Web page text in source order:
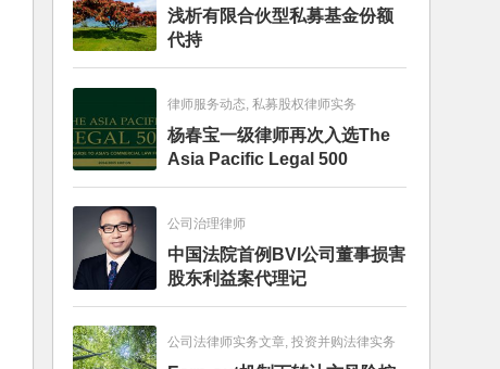
浅析有限合伙型私募基金份额
代持
律师服务动态, 私募股权律师实务
杨春宝一级律师再次入选The
Asia Pacific Legal 500
公司治理律师
中国法院首例BVI公司董事损害
股东利益案代理记
公司法律师实务文章, 投资并购法律实务